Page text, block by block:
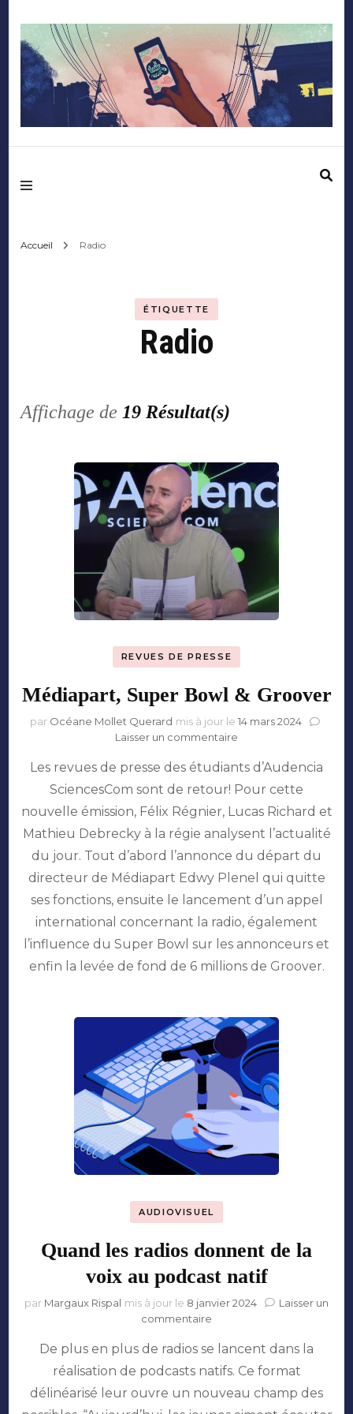
Mediafactory – Le
Accueil Radio
ÉTIQUETTE
Radio
Affichage de 19 Résultat(s)
REVUES DE PRESSE
Médiapart, Super Bowl & Groover
par Océane Mollet Querard mis à jour le 14 mars 2024
Laisser un commentaire
Super
Bowl
Groover
Les revues de presse des étudiants d’Audencia
SciencesCom sont de retour! Pour cette
nouvelle émission, Félix Régnier, Lucas Richard et
Mathieu Debrecky à la régie analysent l’actualité
du jour. Tout d’abord l’annonce du départ du
directeur de Médiapart Edwy Plenel qui quitte
ses fonctions, ensuite le lancement d’un appel
international concernant la radio, également
l’influence du Super Bowl sur les annonceurs et
enfin la levée de fond de 6 millions de Groover.
AUDIOVISUEL
Quand les radios donnent de la
voix au podcast natif
par Margaux Rispal mis à jour le 8 janvier 2024
Laisser un
commentaire
les
radios
de
De plus en plus de radios se lancent dans la
réalisation de podcasts natifs. Ce format
délinéarisé leur ouvre un nouveau champ des